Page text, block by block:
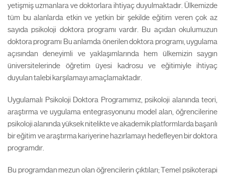
yetişmiş uzmanlara ve doktorlara ihtiyaç duyulmaktadır. Ülkemizde
tüm bu alanlarda etkin ve yetkin bir şekilde eğitim veren çok az
sayıda psikoloji doktora programı vardır. Bu açıdan okulumuzun
doktora programı Bu anlamda önerilen doktora programı, uygulama
açısından deneyimli ve yaklaşımlarında hem ülkemizin saygın
üniversitelerinde öğretim üyesi kadrosu ve eğitimiyle ihtiyaç
duyulan talebi karşılamayı amaçlamaktadır.
Uygulamalı Psikoloji Doktora Programımız, psikoloji alanında teori,
araştırma ve uygulama entegrasyonunu model alan, öğrencilerine
psikoloji alanında yüksek nitelikte ve akademik platformlarda başarılı
bir eğitim ve araştırma kariyerine hazırlamayı hedefleyen bir doktora
programdır.
Bu programdan mezun olan öğrencilerin çıktıları; Temel psikoterapi